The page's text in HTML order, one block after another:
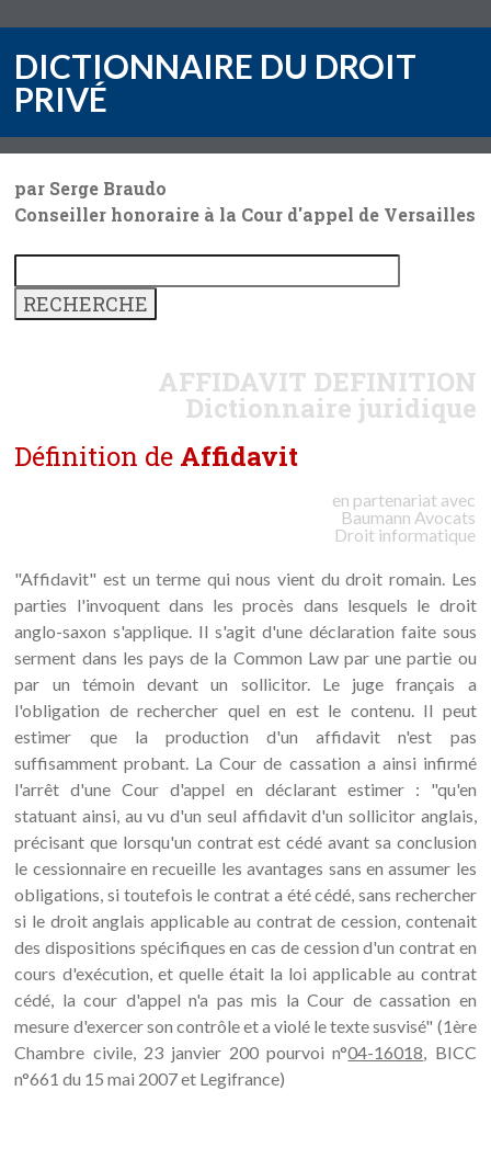
DICTIONNAIRE DU DROIT
PRIVÉ
par Serge Braudo
Conseiller honoraire à la Cour d'appel de Versailles
AFFIDAVIT DEFINITION
Dictionnaire juridique
Définition de Affidavit
en partenariat avec
Baumann Avocats
Droit informatique
"Affidavit" est un terme qui nous vient du droit romain. Les
parties l'invoquent dans les procès dans lesquels le droit
anglo-saxon s'applique. Il s'agit d'une déclaration faite sous
serment dans les pays de la Common Law par une partie ou
par un témoin devant un sollicitor. Le juge français a
l'obligation de rechercher quel en est le contenu. Il peut
estimer que la production d'un affidavit n'est pas
suffisamment probant. La Cour de cassation a ainsi infirmé
l'arrêt d'une Cour d'appel en déclarant estimer : "qu'en
statuant ainsi, au vu d'un seul affidavit d'un sollicitor anglais,
précisant que lorsqu'un contrat est cédé avant sa conclusion
le cessionnaire en recueille les avantages sans en assumer les
obligations, si toutefois le contrat a été cédé, sans rechercher
si le droit anglais applicable au contrat de cession, contenait
des dispositions spécifiques en cas de cession d'un contrat en
cours d'exécution, et quelle était la loi applicable au contrat
cédé, la cour d'appel n'a pas mis la Cour de cassation en
mesure d'exercer son contrôle et a violé le texte susvisé" (1ère
Chambre civile, 23 janvier 200 pourvoi n°04-16018, BICC
n°661 du 15 mai 2007 et Legifrance)